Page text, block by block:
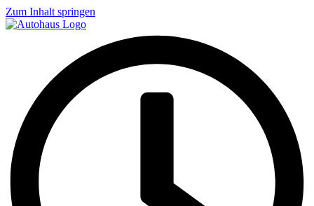
Zum Inhalt springen